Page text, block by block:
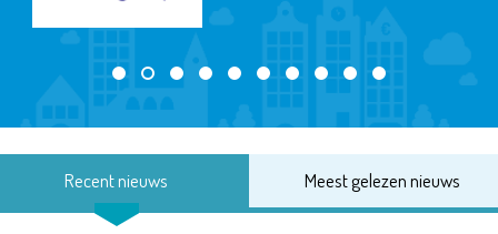
Recent nieuws Meest gelezen nieuws